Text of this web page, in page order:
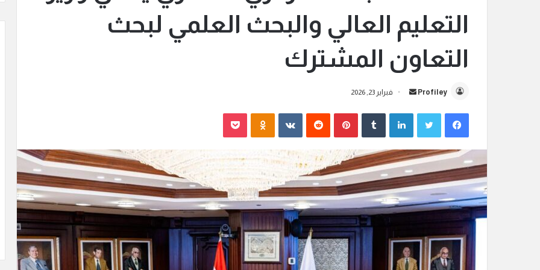
التعليم العالي والبحث العلمي لبحث
التعاون المشترك
Profiley
س
ل
ب
ر
ي
د
ا
ل
ك
ت
فبراير 23, 2026
فيسبوك لينكدإن بينتيريست ‏VKontakte